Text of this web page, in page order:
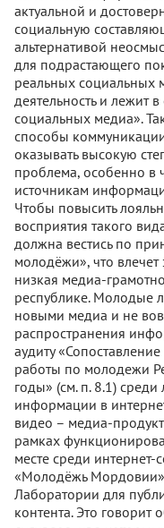
актуальной и
социальную
альтернативой
для подрастающего
реальных социальных
деятельность и лежит
социальных медиа».
способы
оказывать высокую
проблема, особенно в
источникам
Чтобы повысить
восприятия такого
должна вестись по
молодёжи», что
низкая медиа-
республике. Молодые
новыми медиа и не
распространения
аудиту
работы по молодежи
годы» (см. п. 8.1)
информации в
видео – медиа-
рамках
месте среди интернет-
«Молодёжь
Лаборатории для
контента. Это говорит